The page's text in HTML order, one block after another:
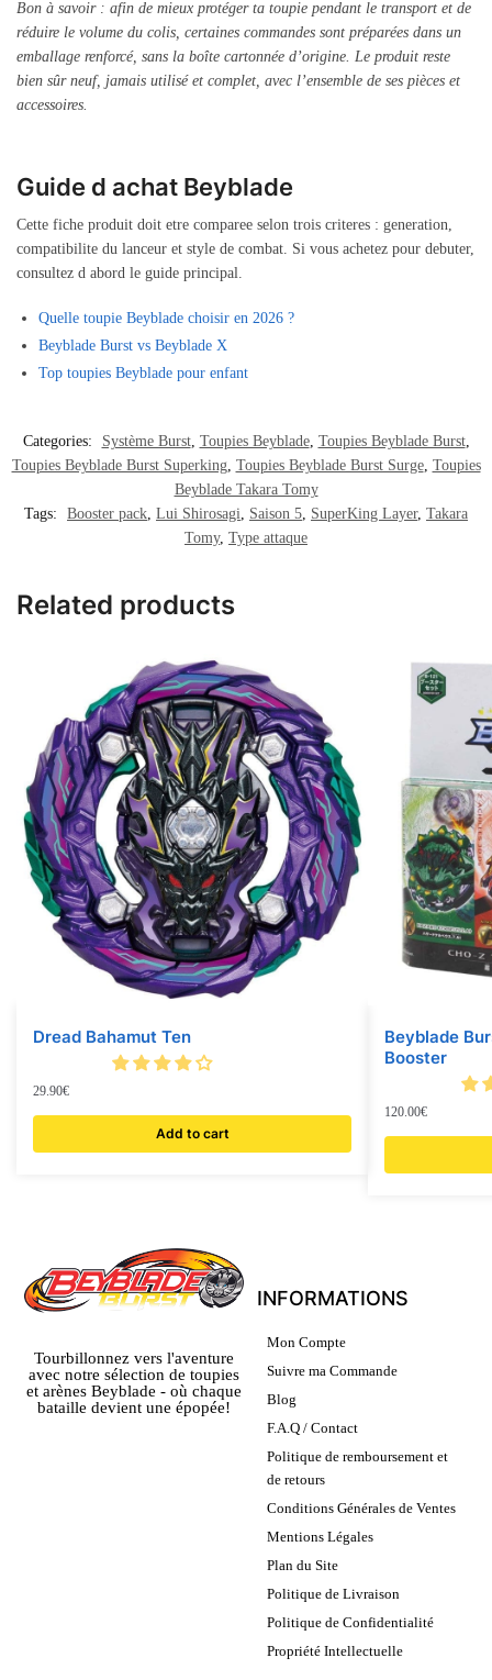
Bon à savoir : afin de mieux protéger ta toupie pendant le transport et de
réduire le volume du colis, certaines commandes sont préparées dans un
emballage renforcé, sans la boîte cartonnée d’origine. Le produit reste
bien sûr neuf, jamais utilisé et complet, avec l’ensemble de ses pièces et
accessoires.
Guide d achat Beyblade
Cette fiche produit doit etre comparee selon trois criteres : generation,
compatibilite du lanceur et style de combat. Si vous achetez pour debuter,
consultez d abord le guide principal.
Quelle toupie Beyblade choisir en 2026 ?
Beyblade Burst vs Beyblade X
Top toupies Beyblade pour enfant
Categories: Système Burst, Toupies Beyblade, Toupies Beyblade Burst,
Toupies Beyblade Burst Superking, Toupies Beyblade Burst Surge, Toupies
Beyblade Takara Tomy
Tags:
Booster pack Lui Shirosagi Saison 5 SuperKing Layer, Takara
Tomy, Type attaque
Related products
Dread Bahamut Ten
29.90€
Add to cart
Beyblade
Booster
120.00€
Tourbillonnez vers l'aventure
avec notre sélection de toupies
et arènes Beyblade - où chaque
bataille devient une épopée!
INFORMATIONS
Mon Compte
Suivre ma Commande
Blog
F.A.Q / Contact
Politique de remboursement et
de retours
Conditions Générales de Ventes
Mentions Légales
Plan du Site
Politique de Livraison
Politique de Confidentialité
Propriété Intellectuelle